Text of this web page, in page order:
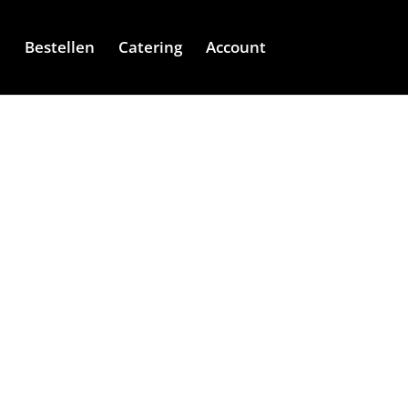
Bestellen Catering Account